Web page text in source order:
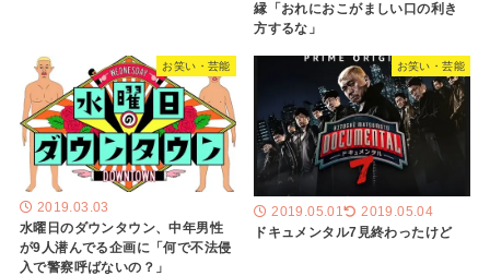
縁「おれにおこがましい口の利き
方するな」
お笑い・芸能
2019.03.03
水曜日のダウンタウン、中年男性
が9人潜んでる企画に「何で不法侵
入で警察呼ばないの？」
お笑い・芸能
2019.05.01 2019.05.04
ドキュメンタル7見終わったけど